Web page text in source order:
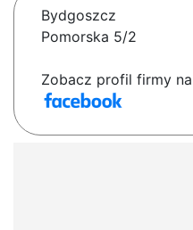
Bydgoszcz
Pomorska 5/2
Zobacz profil firmy na